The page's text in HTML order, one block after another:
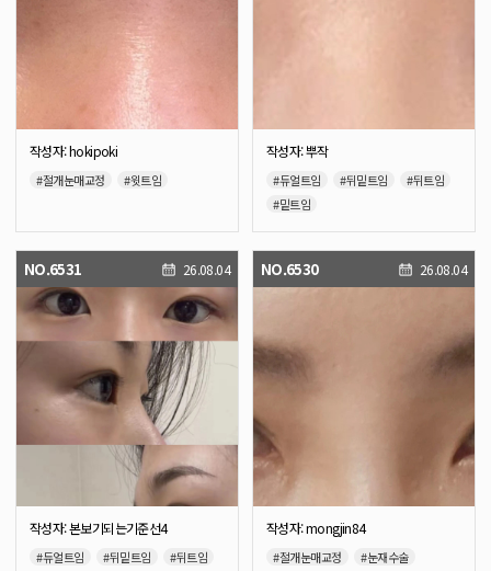
작성자: hokipoki
#절개눈매교정 #윗트임
작성자: 뿌작
#듀얼트임 #뒤밑트임
#뒤트임
#밑트임
NO.6531 26.08.04
작성자: 본보기되는기준선4
#듀얼트임 #뒤밑트임 #뒤트임
NO.6530 26.08.04
작성자: mongjin84
#절개눈매교정 #눈재수술